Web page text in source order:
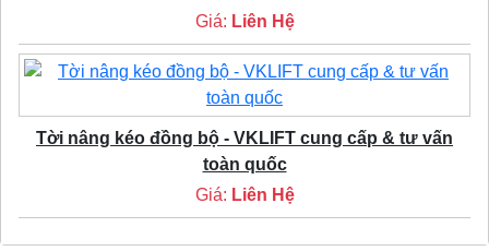
Giá: Liên Hệ
Tời nâng kéo đồng bộ - VKLIFT cung cấp & tư vấn
toàn quốc
Giá: Liên Hệ